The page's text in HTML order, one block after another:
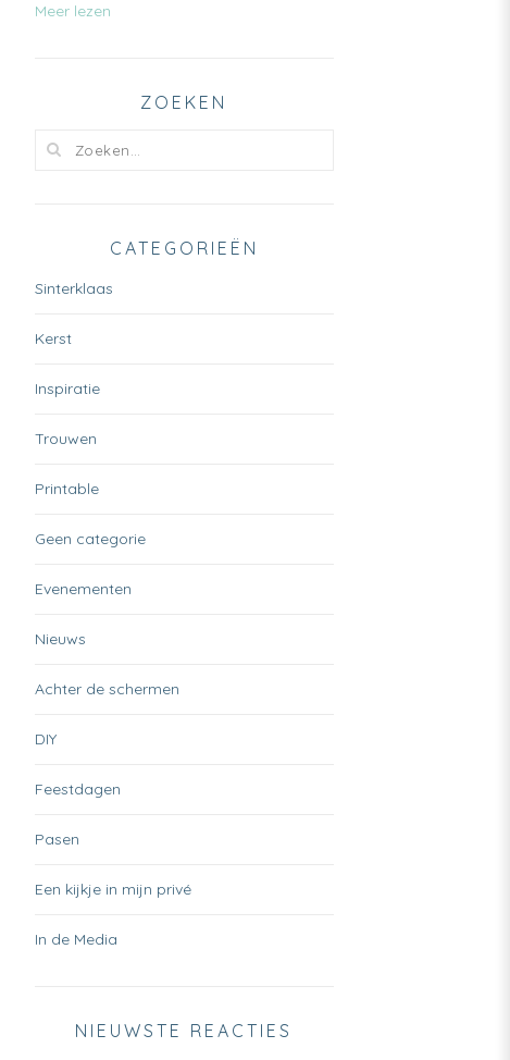
Meer lezen
ZOEKEN
CATEGORIEËN
Sinterklaas
Kerst
Inspiratie
Trouwen
Printable
Geen categorie
Evenementen
Nieuws
Achter de schermen
DIY
Feestdagen
Pasen
Een kijkje in mijn privé
In de Media
NIEUWSTE REACTIES